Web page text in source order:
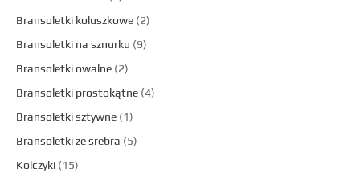
Bransoletki koluszkowe 2
Bransoletki na sznurku
9
Bransoletki owalne 2
Bransoletki prostokątne 4
Bransoletki sztywne 1
Bransoletki ze srebra
5
Kolczyki 15